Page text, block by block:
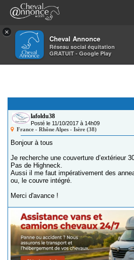
×
Cheval Annonce
Réseau social équitation
GRATUIT - Google Play
>Petites annonces>Équipements du
RECHERCHE
lafoldu38
Posté le 11/10/2017 à 14h09
France - Rhône Alpes - Isère (38)
Bonjour à tous
Je recherche une couverture d’extérieur
Pas de Highneck.
Aussi il me faut impérativement des
ou, le couvre intégré.
Merci d'avance !